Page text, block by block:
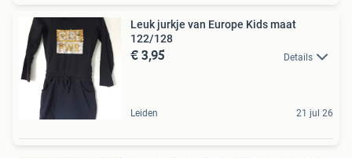
Leuk jurkje van Europe Kids maat
122/128
€ 3,95 Details
Leiden 21 jul 26